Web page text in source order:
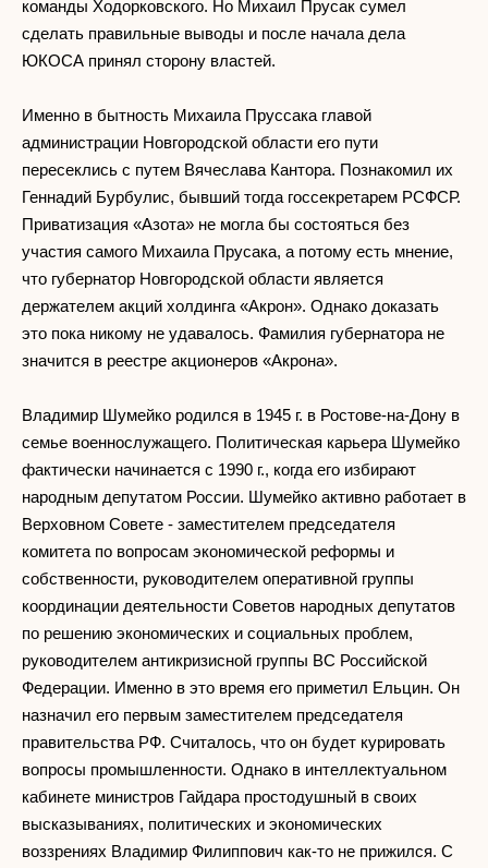
команды Ходорковского. Но Михаил Прусак сумел
сделать правильные выводы и после начала дела
ЮКОСА принял сторону властей.
Именно в бытность Михаила Пруссака главой
администрации Новгородской области его пути
пересеклись с путем Вячеслава Кантора. Познакомил их
Геннадий Бурбулис, бывший тогда госсекретарем РСФСР.
Приватизация «Азота» не могла бы состояться без
участия самого Михаила Прусака, а потому есть мнение,
что губернатор Новгородской области является
держателем акций холдинга «Акрон». Однако доказать
это пока никому не удавалось. Фамилия губернатора не
значится в реестре акционеров «Акрона».
Владимир Шумейко родился в 1945 г. в Ростове-на-Дону в
семье военнослужащего. Политическая карьера Шумейко
фактически начинается с 1990 г., когда его избирают
народным депутатом России. Шумейко активно работает в
Верховном Совете - заместителем председателя
комитета по вопросам экономической реформы и
собственности, руководителем оперативной группы
координации деятельности Советов народных депутатов
по решению экономических и социальных проблем,
руководителем антикризисной группы ВС Российской
Федерации. Именно в это время его приметил Ельцин. Он
назначил его первым заместителем председателя
правительства РФ. Считалось, что он будет курировать
вопросы промышленности. Однако в интеллектуальном
кабинете министров Гайдара простодушный в своих
высказываниях, политических и экономических
воззрениях Владимир Филиппович как-то не прижился. С